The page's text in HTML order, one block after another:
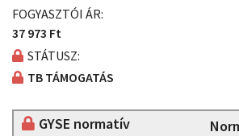
FOGYASZTÓI ÁR:
37 973 Ft
STÁTUSZ:
TB TÁMOGATÁS
GYSE normatív